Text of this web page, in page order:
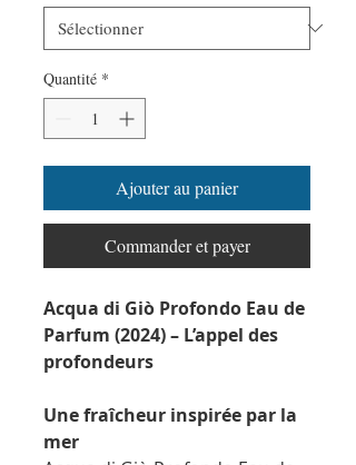
Quantité *
Ajouter au panier
Commander et payer
Acqua di Giò Profondo Eau de
Parfum (2024) – L’appel des
profondeurs
Une fraîcheur inspirée par la
mer